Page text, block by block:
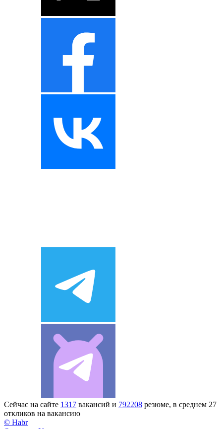
Сейчас на сайте 1317 вакансий и 792208 резюме, в среднем 27
откликов на вакансию
© Habr